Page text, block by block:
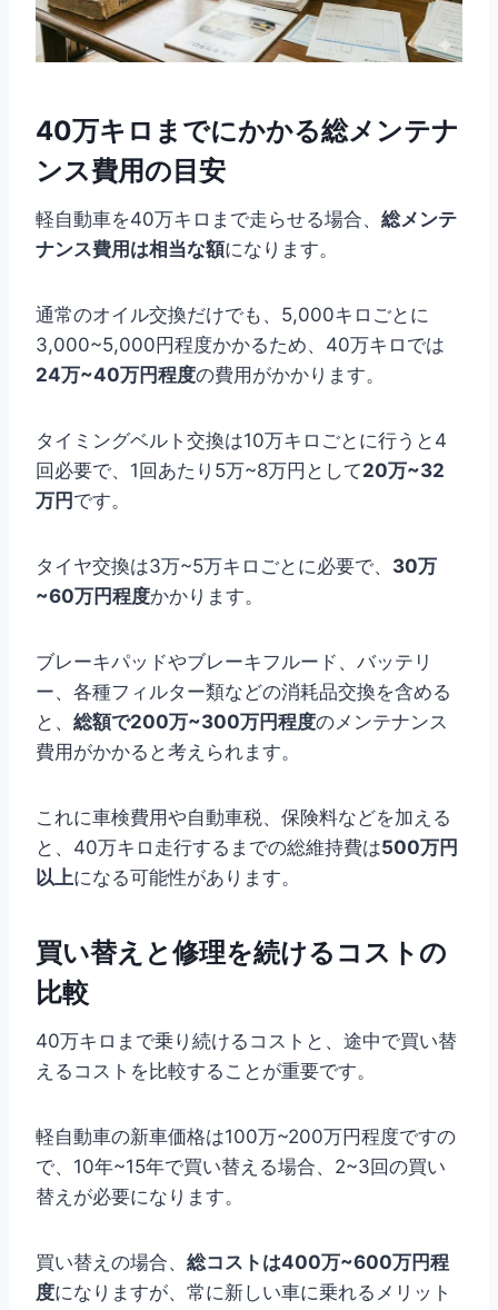
40万キロまでにかかる総メンテナ
ンス費用の目安
軽自動車を40万キロまで走らせる場合、 総メンテ
ナンス費用は相当な額になります。
通常のオイル交換だけでも、5,000キロごとに
3,000~5,000円程度かかるため、40万キロでは
24万~40万円程度の費用がかかります。
タイミングベルト交換は10万キロごとに行うと4
回必要で、1回あたり5万~8万円として20万~32
万円 です。
タイヤ交換は3万~5万キロごとに必要で、 30万
~60万円程度かかります。
ブレーキパッドやブレーキフルード、バッテリ
ー、各種フィルター類などの消耗品交換を含める
と、 総額で200万~300万円程度のメンテナンス
費用がかかると考えられます。
これに車検費用や自動車税、保険料などを加える
と、40万キロ走行するまでの総維持費は500万円
以上になる可能性があります。
買い替えと修理を続けるコストの
比較
40万キロまで乗り続けるコストと、途中で買い替
えるコストを比較することが重要です。
軽自動車の新車価格は100万~200万円程度ですの
で、10年~15年で買い替える場合、2~3回の買い
替えが必要になります。
買い替えの場合、 総コストは400万~600万円程
度になりますが、常に新しい車に乗れるメリット